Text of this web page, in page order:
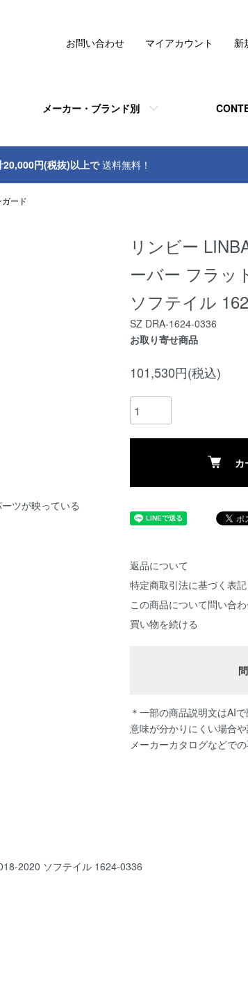
メーカー・ブランド別
お問い合わせ マイアカウント 新
20,000円(税抜)以上で送料無料！
ード
ツが映っている
リンビー
ーバー フラッ
ソフテイル
SZ DRA-1624-0336
お取り寄せ商品
101,530円(税込)
カ
返品について
特定商取引法に基づく表記
この商品について問い合
買い物を続ける
＊一部の商品説明文はAIで
意味が分かりにくい場合
メーカーカタログなどで
2020 ソフテイル 1624-0336